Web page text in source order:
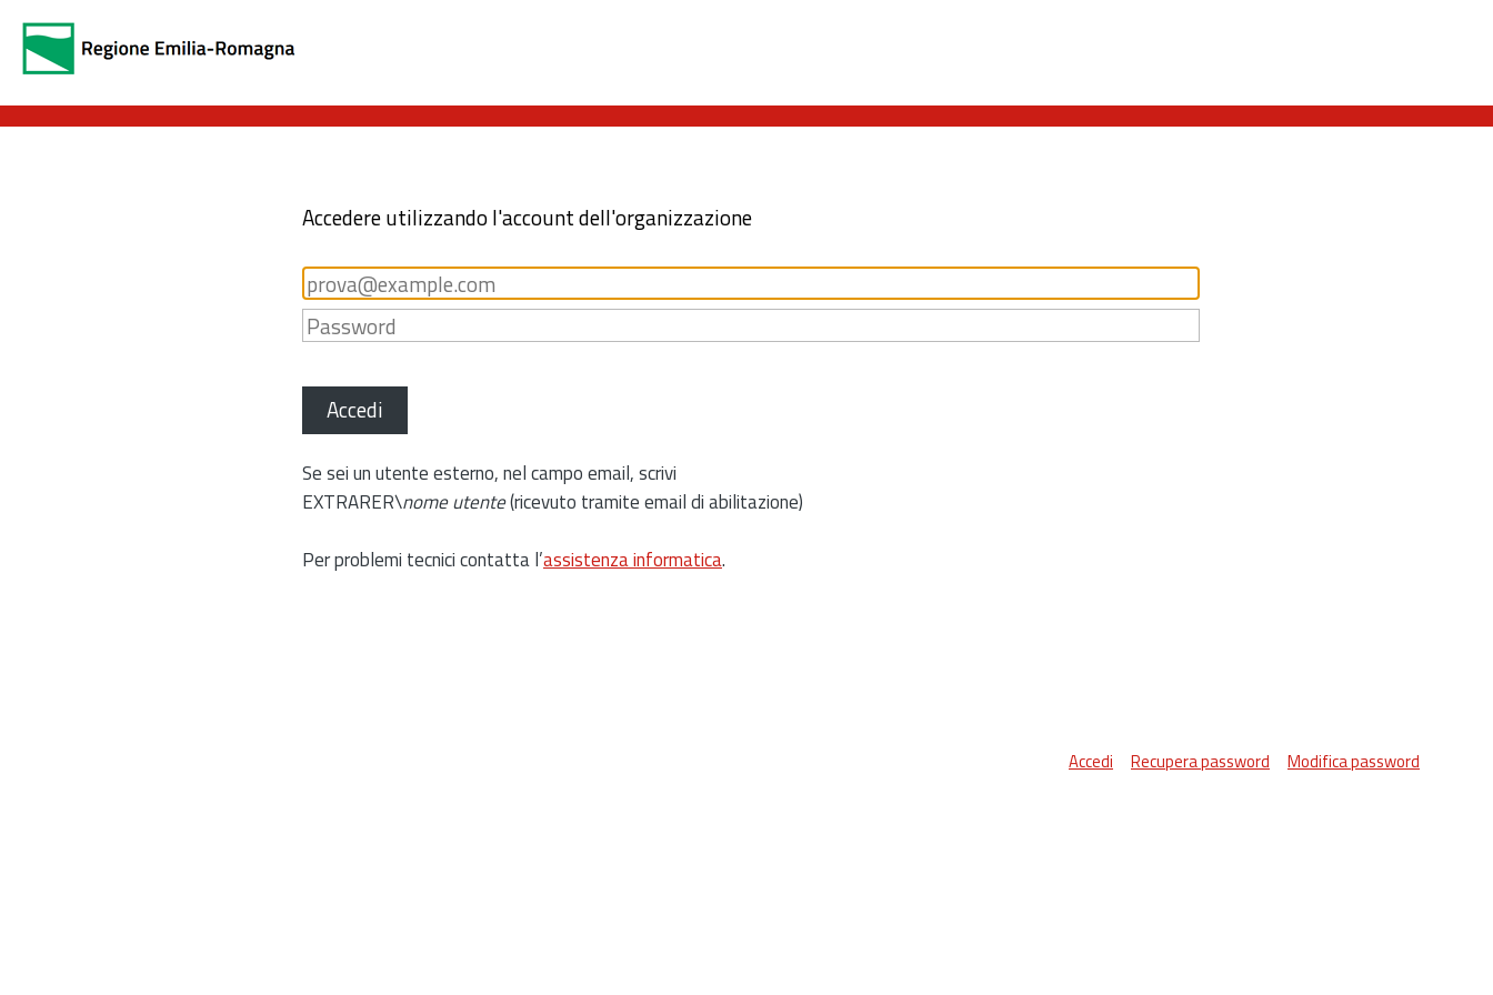
Accedere utilizzando l'account dell'organizzazione
Accedi
Se sei un utente esterno, nel campo email, scrivi
EXTRARER\nome utente(ricevuto tramite email di abilitazione)
Per problemi tecnici contatta l’assistenza informatica.
Accedi Recupera password Modifica password